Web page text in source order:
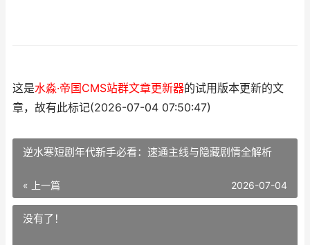
这是水淼·帝国CMS站群文章更新器的试用版本更新的文
章，故有此标记(2026-07-04 07:50:47)
逆水寒短剧年代新手必看：速通主线与隐藏剧情全解析
« 上一篇 2026-07-04
没有了！